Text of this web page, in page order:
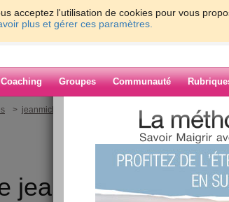
acceptez l'utilisation de cookies pour vous
plus et gérer ces paramètres.
Coaching Groupes Communauté
> jeanmichelcohen
> Merci pour vos messages
jeanmichelcohen